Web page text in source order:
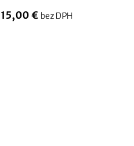
15,00€ bez DPH